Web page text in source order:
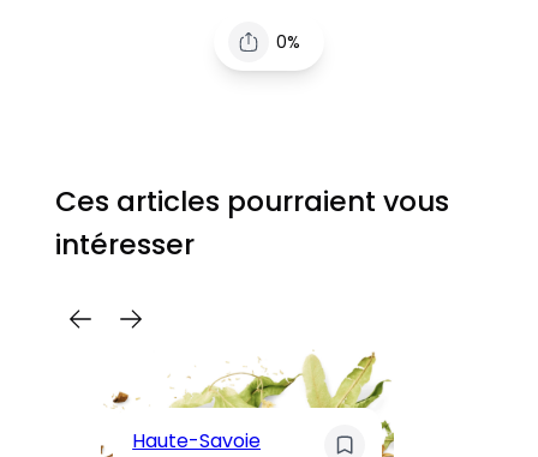
0%
Ces articles pourraient vous
intéresser
Haute-Savoie